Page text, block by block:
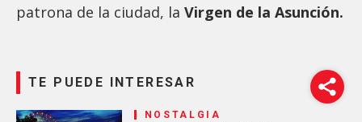
patrona de la ciudad, la Virgen de la Asunción.
TE PUEDE INTERESAR
NOSTALGIA